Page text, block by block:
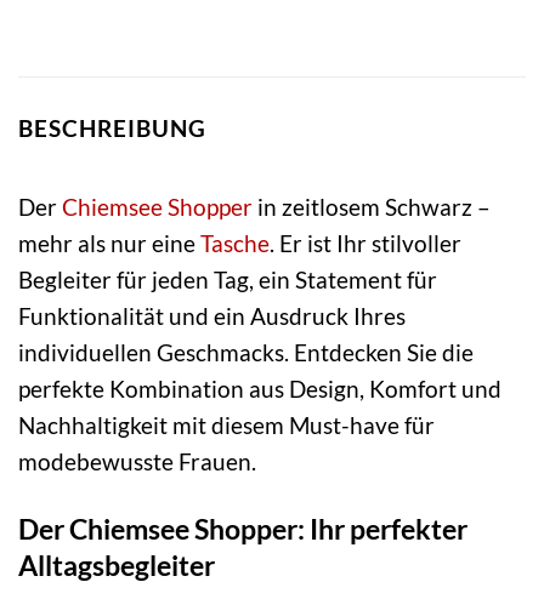
BESCHREIBUNG
DerChiemseeShopper in zeitlosem Schwarz –
mehr als nur eineTasche. Er ist Ihr stilvoller
Begleiter für jeden Tag, ein Statement für
Funktionalität und ein Ausdruck Ihres
individuellen Geschmacks. Entdecken Sie die
perfekte Kombination aus Design, Komfort und
Nachhaltigkeit mit diesem Must-have für
modebewusste Frauen.
Der Chiemsee Shopper: Ihr perfekter
Alltagsbegleiter